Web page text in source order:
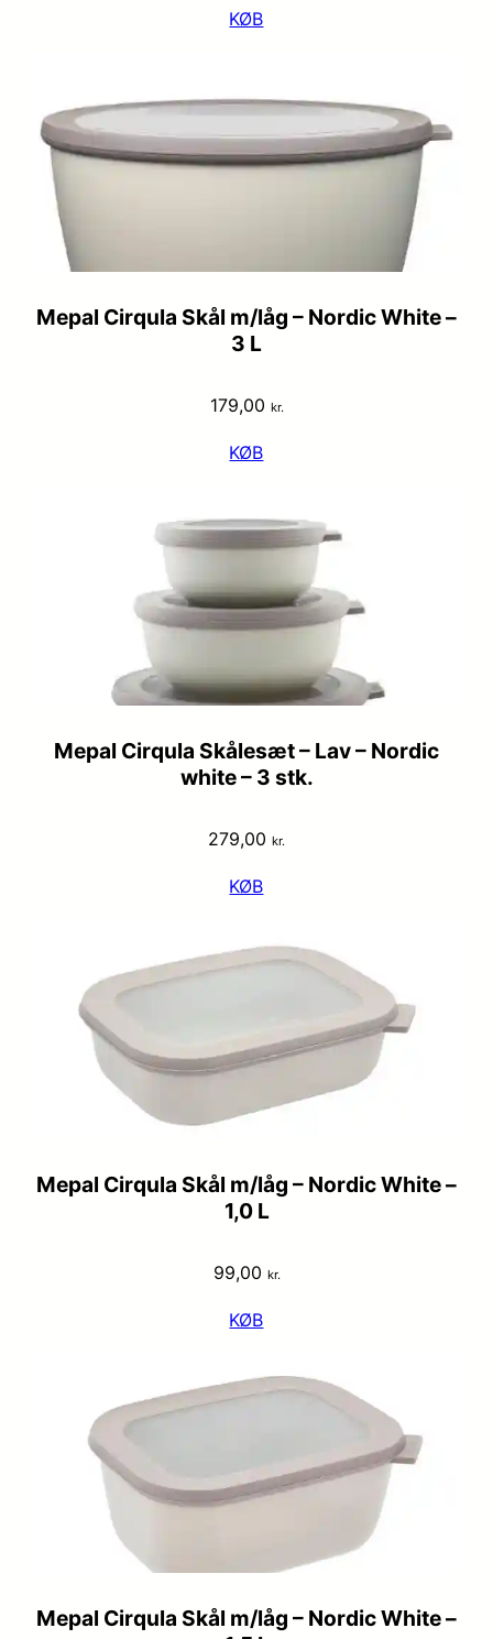
KØB
Mepal Cirqula Skål m/låg – Nordic White –
3 L
179,00 kr.
KØB
Mepal Cirqula Skålesæt – Lav – Nordic
white – 3 stk.
279,00 kr.
KØB
Mepal Cirqula Skål m/låg – Nordic White –
1,0 L
99,00 kr.
KØB
Mepal Cirqula Skål m/låg – Nordic White –